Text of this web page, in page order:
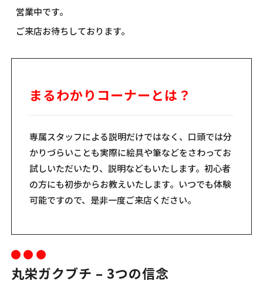
営業中です。
ご来店お待ちしております。
まるわかりコーナーとは？
専属スタッフによる説明だけではなく、口頭では分
かりづらいことも実際に絵具や筆などをさわってお
試しいただいたり、説明などもいたします。初心者
の方にも初歩からお教えいたします。いつでも体験
可能ですので、是非一度ご来店ください。
丸栄ガクブチ – 3つの信念